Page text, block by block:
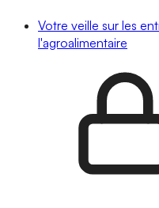
Votre veille sur les
l'agroalimentaire